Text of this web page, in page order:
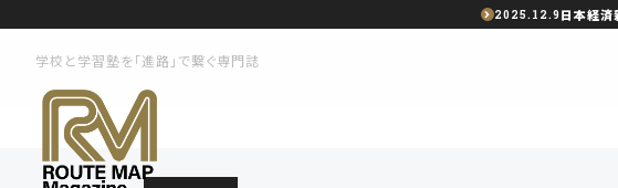
2025.12.9 日本経済
学校と学習塾を「進路」で繋ぐ専門誌